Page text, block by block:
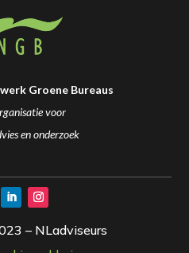
Groene Bureaus
voor
en onderzoek
– NLadviseurs